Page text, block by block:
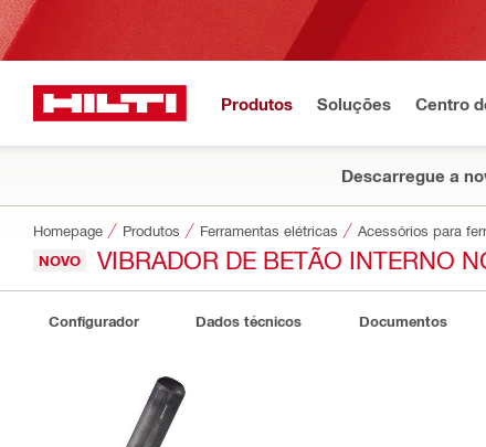
Produtos Soluções Centro
Descarregue a
Homepage Produtos Ferramentas elétricas
NOVO VIBRADOR DE BETÃO INTERNO
Configurador Dados técnicos Documentos